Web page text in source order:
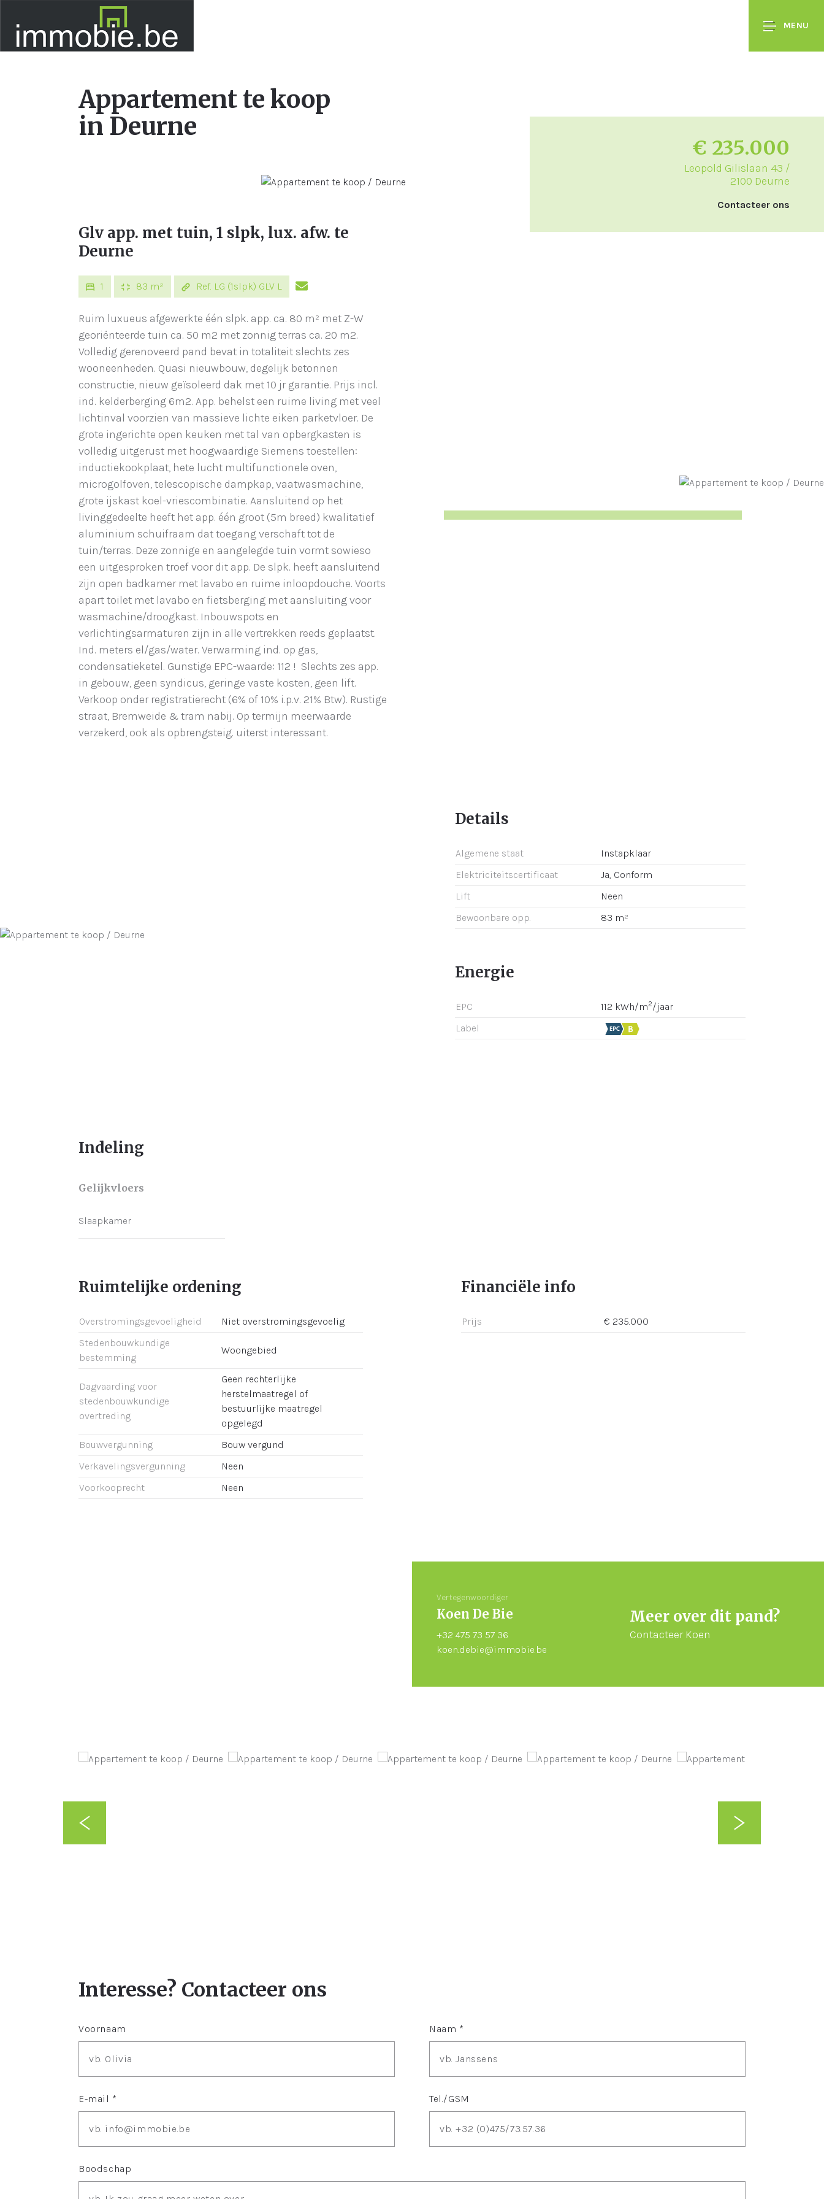
MENU
Appartement te koop
in Deurne
€ 235.000
Leopold Gilislaan 43 /
2100 Deurne
Contacteer ons
Glv app. met tuin, 1 slpk, lux. afw. te
Deurne
1 83 m² Ref. LG (1slpk) GLV L
Ruim luxueus afgewerkte één slpk. app. ca. 80 m² met Z-W
georiënteerde tuin ca. 50 m2 met zonnig terras ca. 20 m2.
Volledig gerenoveerd pand bevat in totaliteit slechts zes
wooneenheden. Quasi nieuwbouw, degelijk betonnen
constructie, nieuw geïsoleerd dak met 10 jr garantie. Prijs incl.
ind. kelderberging 6m2. App. behelst een ruime living met veel
lichtinval voorzien van massieve lichte eiken parketvloer. De
grote ingerichte open keuken met tal van opbergkasten is
volledig uitgerust met hoogwaardige Siemens toestellen:
inductiekookplaat, hete lucht multifunctionele oven,
microgolfoven, telescopische dampkap, vaatwasmachine,
grote ijskast koel-vriescombinatie. Aansluitend op het
livinggedeelte heeft het app. één groot (5m breed) kwalitatief
aluminium schuifraam dat toegang verschaft tot de
tuin/terras. Deze zonnige en aangelegde tuin vormt sowieso
een uitgesproken troef voor dit app. De slpk. heeft aansluitend
zijn open badkamer met lavabo en ruime inloopdouche. Voorts
apart toilet met lavabo en fietsberging met aansluiting voor
wasmachine/droogkast. Inbouwspots en
verlichtingsarmaturen zijn in alle vertrekken reeds geplaatst.
Ind. meters el/gas/water. Verwarming ind. op gas,
condensatieketel. Gunstige EPC-waarde: 112 ! Slechts zes app.
in gebouw, geen syndicus, geringe vaste kosten, geen lift.
Verkoop onder registratierecht (6% of 10% i.p.v. 21% Btw). Rustige
straat, Bremweide & tram nabij. Op termijn meerwaarde
verzekerd, ook als opbrengsteig. uiterst interessant.
Details
Algemene staat
Instapklaar
Elektriciteitscertificaat
Ja, Conform
Lift
Neen
Bewoonbare opp.
83 m²
Energie
EPC 112 kWh/m2/jaar
Label
Indeling
Gelijkvloers
Slaapkamer
Ruimtelijke ordening
Overstromingsgevoeligheid
Niet overstromingsgevoelig
Stedenbouwkundige
bestemming
Woongebied
Dagvaarding voor
stedenbouwkundige
overtreding
Geen rechterlijke
herstelmaatregel of
bestuurlijke maatregel
opgelegd
Bouwvergunning
Bouw vergund
Verkavelingsvergunning
Neen
Voorkooprecht
Neen
Financiële info
Prijs € 235.000
Vertegenwoordiger
Koen De Bie
+32 475 73 57 36
koen.debie@immobie.be
Meer over dit pand?
Contacteer Koen
Interesse? Contacteer ons
Voornaam Naam *
E-mail * Tel./GSM
Boodschap